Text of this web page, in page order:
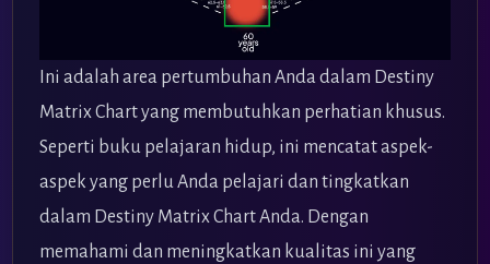
Ini adalah area pertumbuhan Anda dalam Destiny
Matrix Chart yang membutuhkan perhatian khusus.
Seperti buku pelajaran hidup, ini mencatat aspek-
aspek yang perlu Anda pelajari dan tingkatkan
dalam Destiny Matrix Chart Anda. Dengan
memahami dan meningkatkan kualitas ini yang